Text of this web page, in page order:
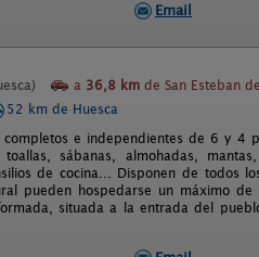
Email
a 36,8 km de San Esteban
52 km de Huesca
e independientes de 6 y 4
sábanas, almohadas,
de cocina... Disponen de todos
pueden hospedarse un máximo
situada a la entrada del